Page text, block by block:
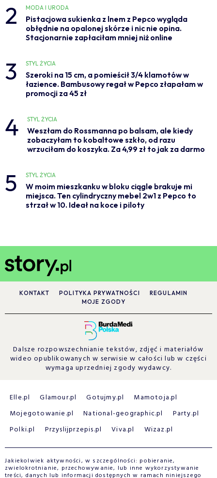
2 MODA I URODA
Pistacjowa sukienka z lnem z Pepco wygląda
obłędnie na opalonej skórze i nic nie opina.
Stacjonarnie zapłaciłam mniej niż online
3 STYL ŻYCIA
Szeroki na 15 cm, a pomieścił 3/4 klamotów w
łazience. Bambusowy regał w Pepco złapałam w
promocji za 45 zł
4 STYL ŻYCIA
Weszłam do Rossmanna po balsam, ale kiedy
zobaczyłam to kobaltowe szkło, od razu
wrzuciłam do koszyka. Za 4,99 zł to jak za darmo
5 STYL ŻYCIA
W moim mieszkanku w bloku ciągle brakuje mi
miejsca. Ten cylindryczny mebel 2w1 z Pepco to
strzał w 10. Ideał na koce i piloty
KONTAKT POLITYKA PRYWATNOŚCI
REGULAMIN
MOJE ZGODY
Dalsze rozpowszechnianie tekstów, zdjęć i materiałów
wideo opublikowanych w serwisie w całości lub w części
wymaga uprzedniej zgody wydawcy.
Elle.pl Glamour.pl Gotujmy.pl
Mamotoja.pl
Mojegotowanie.pl
National-geographic.pl
Party.pl
Polki.pl
Przyslijprzepis.pl Viva.pl Wizaz.pl
Jakiekolwiek aktywności, w szczególności: pobieranie,
zwielokrotnianie, przechowywanie, lub inne wykorzystywanie
treści, danych lub informacji dostępnych w ramach niniejszego